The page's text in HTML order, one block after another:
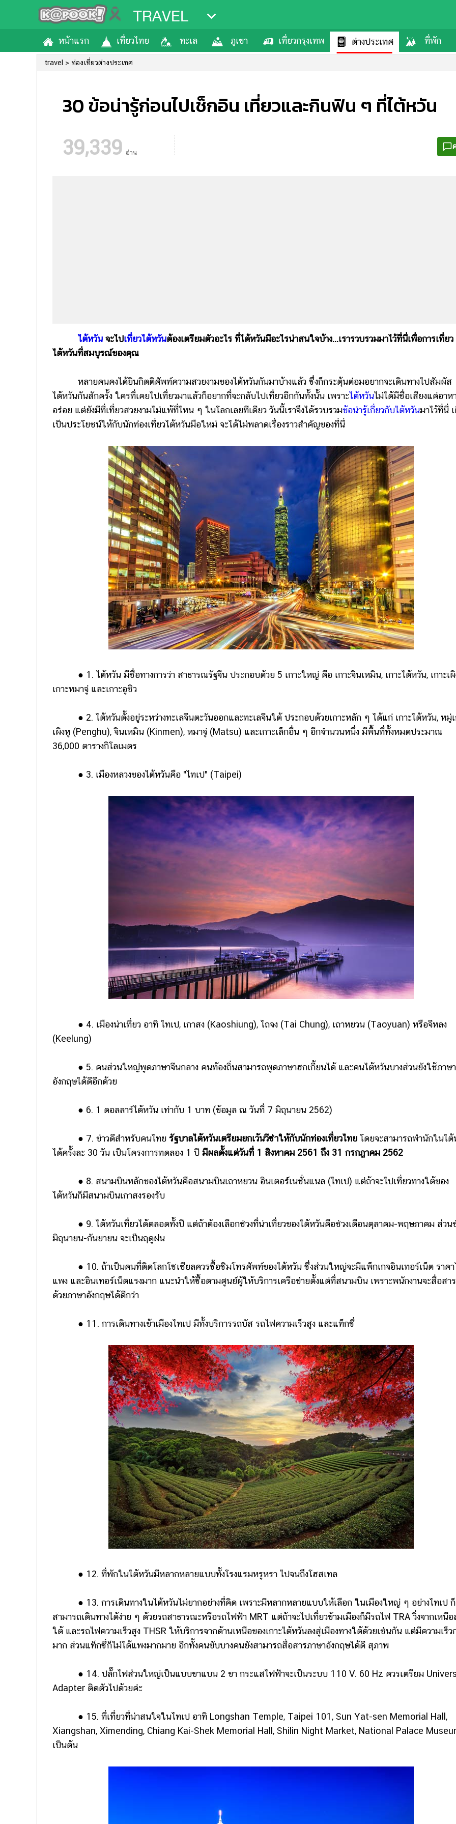
TRAVEL
หน้าแรก เที่ยวไทย ทะเล ภูเขา เที่ยวกรุงเทพ ต่างประเทศ ที่พัก
travel ท่องเที่ยวต่างประเทศ
30 ข้อน่ารู้ก่อนไปเช็กอิน เที่ยวและกินฟิน ๆ ที่ไต้หวัน
39,339 อ่าน
ไต้หวัน จะไปเที่ยวไต้หวันต้องเตรียมตัวอะไร ที่ไต้หวันมีอะไรน่าสนใจบ้าง...เรารวบรวมมาไว้ที่นี่เพื่อการเที่ยว
ไต้หวันที่สมบูรณ์ของคุณ
หลายคนคงได้ยินกิตติศัพท์ความสวยงามของไต้หวันกันมาบ้างแล้ว ซึ่งก็กระตุ้นต่อมอยากจะเดินทางไปสัมผัส
ไต้หวันกันสักครั้ง ใครที่เคยไปเที่ยวมาแล้วก็อยากที่จะกลับไปเที่ยวอีกกันทั้งนั้น เพราะไต้หวันไม่ได้มีชื่อเสียงแค่อาห
อร่อย แต่ยังมีที่เที่ยวสวยงามไม่แพ้ที่ไหน ๆ ในโลกเลยทีเดียว วันนี้เราจึงได้รวบรวมข้อน่ารู้เกี่ยวกับไต้หวันมาไว้ที่นี่
เป็นประโยชน์ให้กับนักท่องเที่ยวไต้หวันมือใหม่ จะได้ไม่พลาดเรื่องราวสำคัญของที่นี่
● 1. ไต้หวัน มีชื่อทางการว่า สาธารณรัฐจีน ประกอบด้วย 5 เกาะใหญ่ คือ เกาะจินเหมิน, เกาะไต้หวัน, เกาะเผิ
เกาะหมาจู่ และเกาะอูชิว
● 2. ไต้หวันตั้งอยู่ระหว่างทะเลจีนตะวันออกและทะเลจีนใต้ ประกอบด้วยเกาะหลัก ๆ ได้แก่ เกาะไต้หวัน, หมู่เ
เผิงหู (Penghu), จินเหมิน (Kinmen), หมาจู่ (Matsu) และเกาะเล็กอื่น ๆ อีกจำนวนหนึ่ง มีพื้นที่ทั้งหมดประมาณ
36,000 ตารางกิโลเมตร
● 3. เมืองหลวงของไต้หวันคือ "ไทเป" (Taipei)
● 4. เมืองน่าเที่ยว อาทิ ไทเป, เกาสง (Kaoshiung), ไถจง (Tai Chung), เถาหยวน (Taoyuan) หรือจีหลง
(Keelung)
● 5. คนส่วนใหญ่พูดภาษาจีนกลาง คนท้องถิ่นสามารถพูดภาษาฮกเกี้ยนได้ และคนไต้หวันบางส่วนยังใช้ภาษา
อังกฤษได้ดีอีกด้วย
● 6. 1 ดอลลาร์ไต้หวัน เท่ากับ 1 บาท (ข้อมูล ณ วันที่ 7 มิถุนายน 2562)
● 7. ข่าวดีสำหรับคนไทย รัฐบาลไต้หวันเตรียมยกเว้นวีซ่าให้กับนักท่องเที่ยวไทย โดยจะสามารถพำนักในไต้
ได้ครั้งละ 30 วัน เป็นโครงการทดลอง 1 ปี มีผลตั้งแต่วันที่ 1 สิงหาคม 2561 ถึง 31 กรกฎาคม 2562
● 8. สนามบินหลักของไต้หวันคือสนามบินเถาหยวน อินเตอร์เนชั่นแนล (ไทเป) แต่ถ้าจะไปเที่ยวทางใต้ของ
ไต้หวันก็มีสนามบินเกาสงรองรับ
● 9. ไต้หวันเที่ยวได้ตลอดทั้งปี แต่ถ้าต้องเลือกช่วงที่น่าเที่ยวของไต้หวันคือช่วงเดือนตุลาคม-พฤษภาคม ส่วน
มิถุนายน-กันยายน จะเป็นฤดูฝน
● 10. ถ้าเป็นคนที่ติดโลกโซเชียลควรซื้อซิมโทรศัพท์ของไต้หวัน ซึ่งส่วนใหญ่จะมีแพ็กเกจอินเทอร์เน็ต ราคา
แพง และอินเทอร์เน็ตแรงมาก แนะนำให้ซื้อตามศูนย์ผู้ให้บริการเครือข่ายตั้งแต่ที่สนามบิน เพราะพนักงานจะสื่อสาร
ด้วยภาษาอังกฤษได้ดีกว่า
● 11. การเดินทางเข้าเมืองไทเป มีทั้งบริการรถบัส รถไฟความเร็วสูง และแท็กซี่
● 12. ที่พักในไต้หวันมีหลากหลายแบบทั้งโรงแรมหรูหรา ไปจนถึงโฮสเทล
● 13. การเดินทางในไต้หวันไม่ยากอย่างที่คิด เพราะมีหลากหลายแบบให้เลือก ในเมืองใหญ่ ๆ อย่างไทเป ก็
สามารถเดินทางได้ง่าย ๆ ด้วยรถสาธารณะหรือรถไฟฟ้า MRT แต่ถ้าจะไปเที่ยวข้ามเมืองก็มีรถไฟ TRA วิ่งจากเหนือ
ใต้ และรถไฟความเร็วสูง THSR ให้บริการจากด้านเหนือของเกาะไต้หวันลงสู่เมืองทางใต้ด้วยเช่นกัน แต่มีความเร็ว
มาก ส่วนแท็กซี่ก็ไม่ได้แพงมากมาย อีกทั้งคนขับบางคนยังสามารถสื่อสารภาษาอังกฤษได้ดี สุภาพ
● 14. ปลั๊กไฟส่วนใหญ่เป็นแบบขาแบน 2 ขา กระแสไฟฟ้าจะเป็นระบบ 110 V. 60 Hz ควรเตรียม
Adapter ติดตัวไปด้วยค่ะ
● 15. ที่เที่ยวที่น่าสนใจในไทเป อาทิ Longshan Temple, Taipei 101, Sun Yat-sen Memorial Hall,
Xiangshan, Ximending, Chiang Kai-Shek Memorial Hall, Shilin Night Market, National Palace
เป็นต้น